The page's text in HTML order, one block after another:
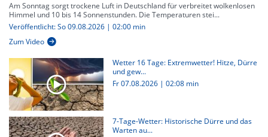
Am Sonntag sorgt trockene Luft in Deutschland für verbreitet wolkenlosen
Himmel und 10 bis 14 Sonnenstunden. Die Temperaturen stei...
Veröffentlicht: So 09.08.2026 | 02:00 min
Zum Video
Wetter 16 Tage: Extremwetter! Hitze, Dürre
und gew...
Fr 07.08.2026 | 02:08 min
7-Tage-Wetter: Historische Dürre und das
Warten au...